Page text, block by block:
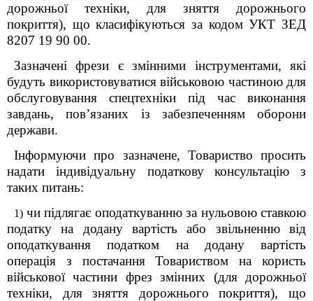
дорожньої техніки, для зняття дорожнього
покриття), що класифікуються за кодом УКТ ЗЕД
8207 19 90 00.
Зазначені фрези є змінними інструментами, які
будуть використовуватися військовою частиною для
обслуговування спецтехніки під час виконання
завдань, пов’язаних із забезпеченням оборони
держави.
Інформуючи про зазначене, Товариство просить
надати індивідуальну податкову консультацію з
таких питань:
1) чи підлягає оподаткуванню за нульовою ставкою
податку на додану вартість або звільненню від
оподаткування податком на додану вартість
операція з постачання Товариством на користь
військової частини фрез змінних (для дорожньої
техніки, для зняття дорожнього покриття), що